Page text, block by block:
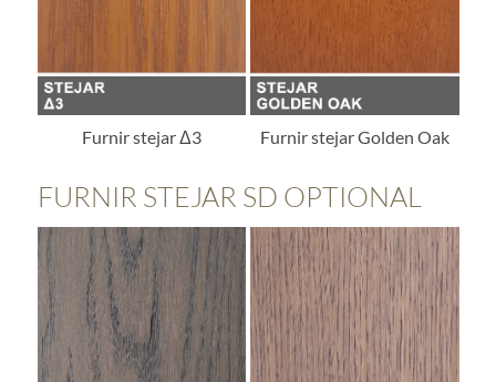
Furnir stejar Δ3 Furnir stejar Golden Oak
FURNIR STEJAR SD OPTIONAL